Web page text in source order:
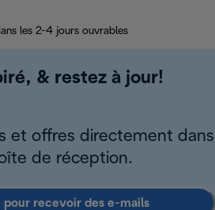
les 2-4 jours ouvrables
& restez à jour!
et offres directement dans
de réception.
pour recevoir des e-mails